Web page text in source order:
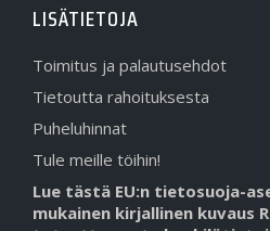
LISÄTIETOJA
Toimitus ja palautusehdot
Tietoutta rahoituksesta
Puheluhinnat
Tule meille töihin!
Lue tästä EU:n tietosuoja-
mukainen kirjallinen kuvaus